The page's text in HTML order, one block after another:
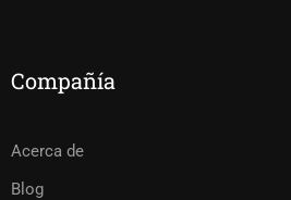
Compañía
Acerca de
Blog